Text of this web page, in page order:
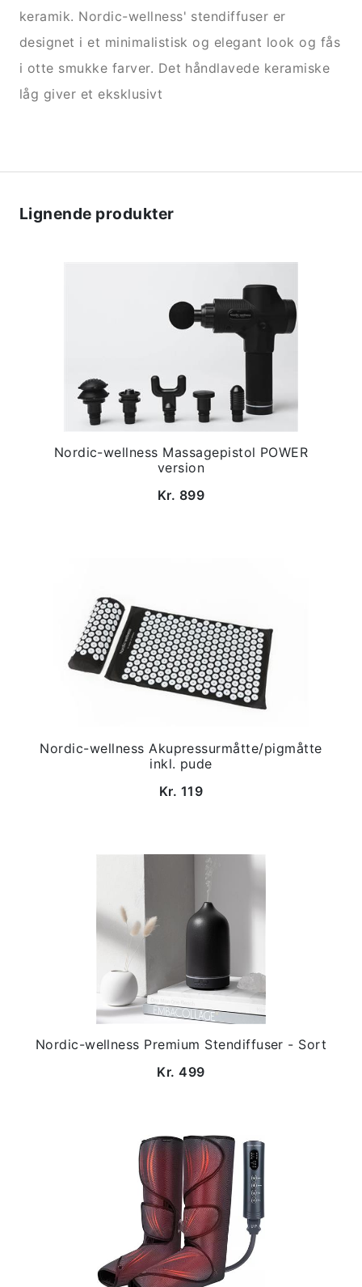
keramik. Nordic-wellness' stendiffuser er
designet i et minimalistisk og elegant look og fås
i otte smukke farver. Det håndlavede keramiske
låg giver et eksklusivt
Lignende produkter
Nordic-wellness Massagepistol POWER
version
Kr. 899
Nordic-wellness Akupressurmåtte/pigmåtte
inkl. pude
Kr. 119
Nordic-wellness Premium Stendiffuser - Sort
Kr. 499